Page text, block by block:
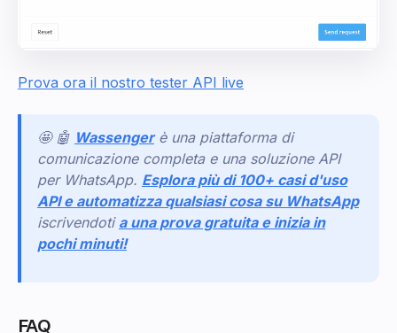
Prova ora il nostro tester API live
🤩 🤖 Wassengerè una piattaforma di
comunicazione completa e una soluzione API
per WhatsApp. Esplora più di 100+ casi d'uso
API e automatizza qualsiasi cosa su WhatsApp
iscrivendoti a una prova gratuita e inizia in
pochi minuti!
FAQ